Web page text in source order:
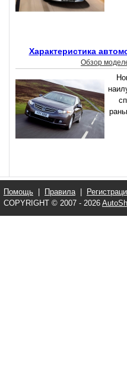
Характеристика
Обзор
Помощь Правила|
COPYRIGHT © 2007 - 2026